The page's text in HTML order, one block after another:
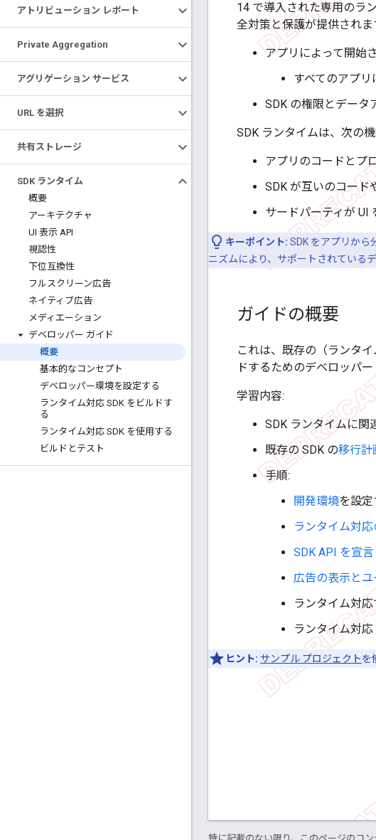
アトリビューション レポート
Private Aggregation
アグリゲーション サービス
URL を選択
共有ストレージ
SDK ランタイム
概要
アーキテクチャ
UI 表示 API
視認性
下位互換性
フルスクリーン広告
ネイティブ広告
メディエーション
デベロッパー ガイド
概要
基本的なコンセプト
デベロッパー環境を設定する
ランタイム対応 SDK をビルドす
る
ランタイム対応 SDK を使用する
ビルドとテスト
14 で導入された専用のラ
全対策と保護が提供されま
アプリによって開始
すべてのアプリ
SDK の権限とデータ
SDK ランタイムは、次の
アプリのコードとプ
SDK が互いのコード
サードパーティが UI
キーポイント: SDK をアプリから
ニズムにより、サポートされている
ガイドの概要
これは、既存の（ランタ
ドするためのデベロッパー
学習内容:
SDK ランタイムに関
既存の SDK の移行計
手順:
開発環境を設定
ランタイム対
SDK API を宣言
広告の表示と
ランタイム対
ランタイム対応
ヒント: サンプル プロジェクトを